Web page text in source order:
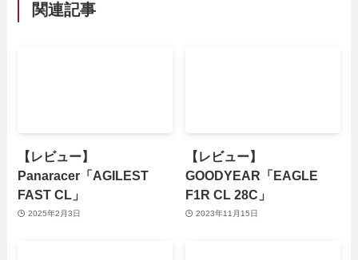
関連記事
【レビュー】
Panaracer「AGILEST
FAST CL」
2025年2月3日
【レビュー】
GOODYEAR「EAGLE
F1R CL 28C」
2023年11月15日